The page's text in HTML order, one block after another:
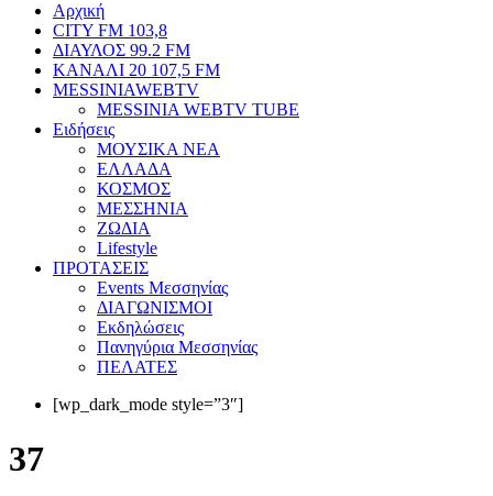
Αρχική
CITY FM 103,8
ΔΙΑΥΛΟΣ 99.2 FM
ΚΑΝΑΛΙ 20 107,5 FM
MESSINIAWEBTV
MESSINIA WEBTV TUBE
Eιδήσεις
ΜΟΥΣΙΚΑ ΝΕΑ
ΕΛΛΑΔΑ
ΚΟΣΜΟΣ
ΜΕΣΣΗΝΙΑ
ΖΩΔΙΑ
Lifestyle
ΠΡΟΤΑΣΕΙΣ
Events Μεσσηνίας
ΔΙΑΓΩΝΙΣΜΟΙ
Εκδηλώσεις
Πανηγύρια Μεσσηνίας
ΠΕΛΑΤΕΣ
[wp_dark_mode style=”3″]
37